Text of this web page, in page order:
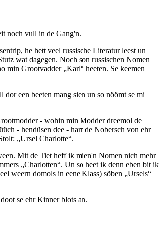
noch vull in de Gang'n.
he hett veel russische Literatur leest un
wat dagegen. Noch son russischen Nomen
min Grootvadder Karl
heeten. Se keemen
een beeten mang sien un so nöömt se mi
- wohin min Modder dreemol de
- hendüsen dee - harr de Nobersch von ehr
Ursel Charlotte .
Mit de Tiet heff ik mien'n Nomen nich mehr
Charlotten . Un so heet ik denn eben bit ik
weern domols in eene Klass) söben
Ursels
se ehr Kinner blots an.